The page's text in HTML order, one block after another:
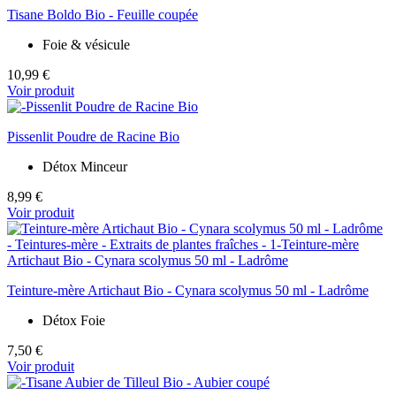
Tisane Boldo Bio - Feuille coupée
Foie & vésicule
10,99 €
Voir produit
Pissenlit Poudre de Racine Bio
Détox Minceur
8,99 €
Voir produit
Teinture-mère Artichaut Bio - Cynara scolymus 50 ml - Ladrôme
Détox Foie
7,50 €
Voir produit